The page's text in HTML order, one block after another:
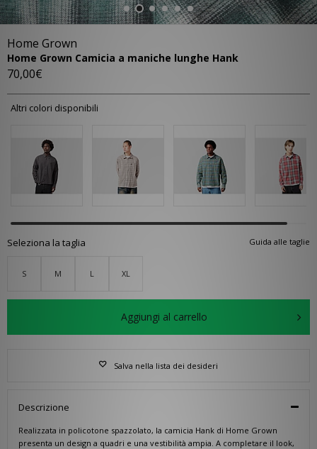
Home Grown
Home Grown Camicia a maniche lunghe Hank
70,00€
Altri colori disponibili
Guida alle taglie
Seleziona la taglia
S M L XL
Aggiungi al carrello
Salva nella lista dei desideri
Descrizione
Realizzata in policotone spazzolato, la camicia Hank di Home Grown
presenta un design a quadri e una vestibilità ampia. A completare il look,